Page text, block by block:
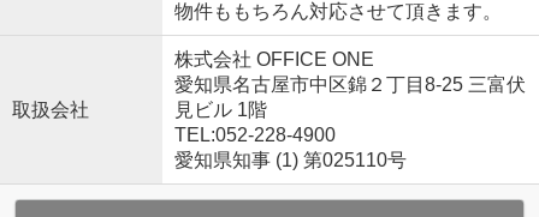
物件ももちろん対応させて頂きます。
取扱会社
株式会社 OFFICE ONE
愛知県名古屋市中区錦２丁目8-25 三富伏
見ビル 1階
TEL:052-228-4900
愛知県知事 (1) 第025110号